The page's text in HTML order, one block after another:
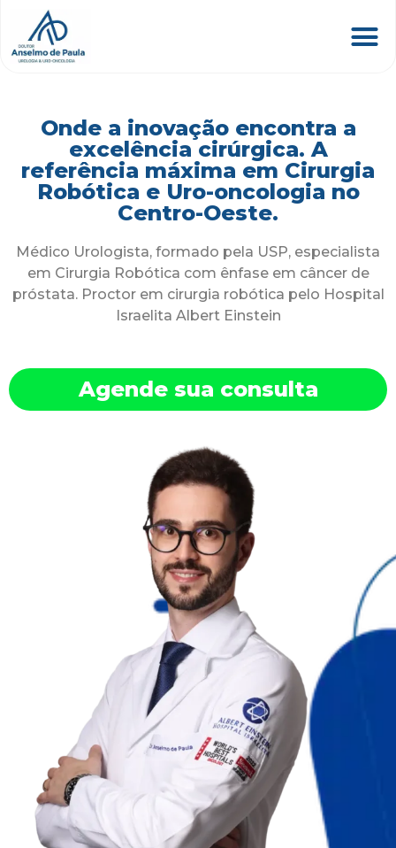
Onde a inovação encontra a
excelência cirúrgica. A
referência máxima em Cirurgia
Robótica e Uro-oncologia no
Centro-Oeste.
Médico Urologista, formado pela USP, especialista
em Cirurgia Robótica com ênfase em câncer de
próstata. Proctor em cirurgia robótica pelo Hospital
Israelita Albert Einstein
Agende sua consulta